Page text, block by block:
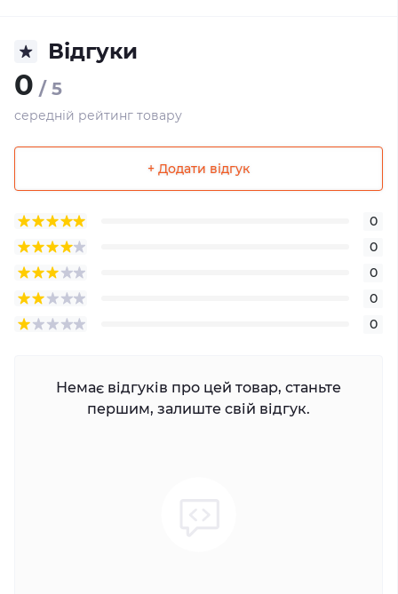
Відгуки
0 / 5
середній рейтинг товару
+ Додати відгук
0
0
0
0
0
Немає відгуків про цей товар, станьте
першим, залиште свій відгук.